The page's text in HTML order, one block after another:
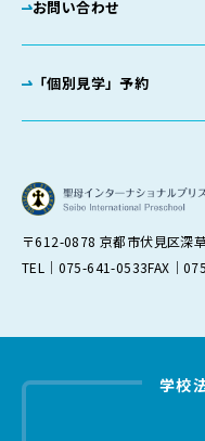
お問い合わせ
「個別見学」予約
〒612-0878 京都市伏見区深
TEL｜075-641-0533FAX｜
学校